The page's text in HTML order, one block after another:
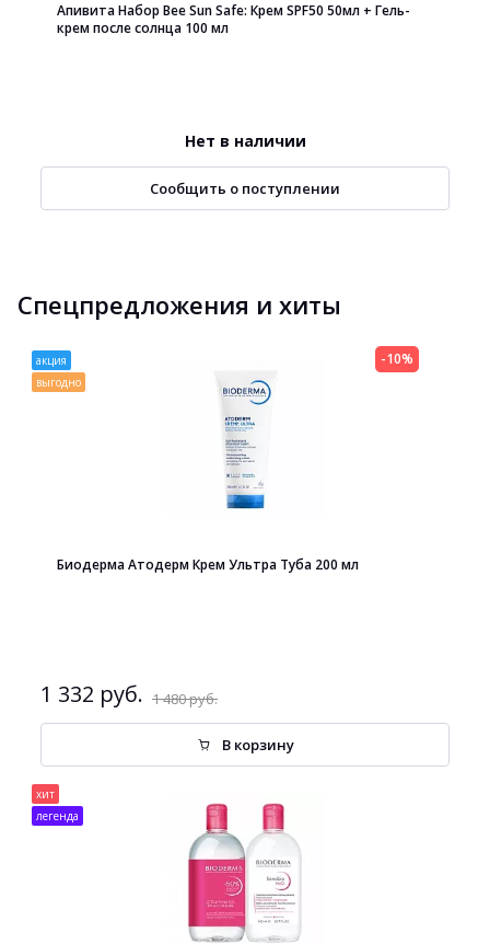
Апивита Набор Bee Sun Safe: Крем SPF50 50мл + Гель-
крем после солнца 100 мл
Нет в наличии
Сообщить о поступлении
Спецпредложения и хиты
акция
выгодно
Биодерма Атодерм Крем Ультра Туба 200 мл
1 332 руб. 1 480 руб.
-10%
В корзину
хит
легенда